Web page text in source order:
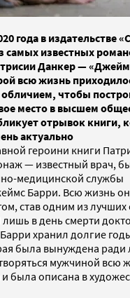
года в издательстве
самых известных
Данкер —
всю жизнь
чтобы
место в высшем
отрывок книги,
актуально
героини книги
— известный врач,
медицинской службы
Барри. Всю жизнь
став одним из лучших
в день смерти
хранил долгие
была вынуждена
мужчиной всю
была описана в